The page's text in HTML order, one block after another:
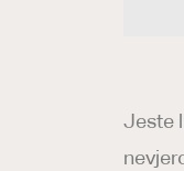
Jeste